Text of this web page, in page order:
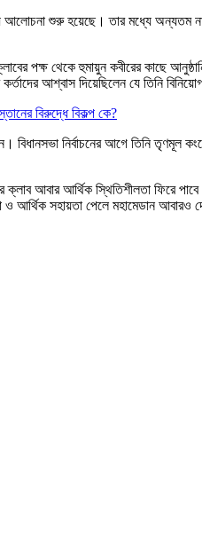
আলোচনা শুরু হয়েছে। তার মধ্যে অন্যতম
পক্ষ থেকে হুমায়ুন কবীরের কাছে
আশ্বাস দিয়েছিলেন যে তিনি
বিরুদ্ধে বিকল্প কে?
বিধানসভা নির্বাচনের আগে তিনি তৃণমূল
আবার আর্থিক স্থিতিশীলতা ফিরে
আর্থিক সহায়তা পেলে মহামেডান